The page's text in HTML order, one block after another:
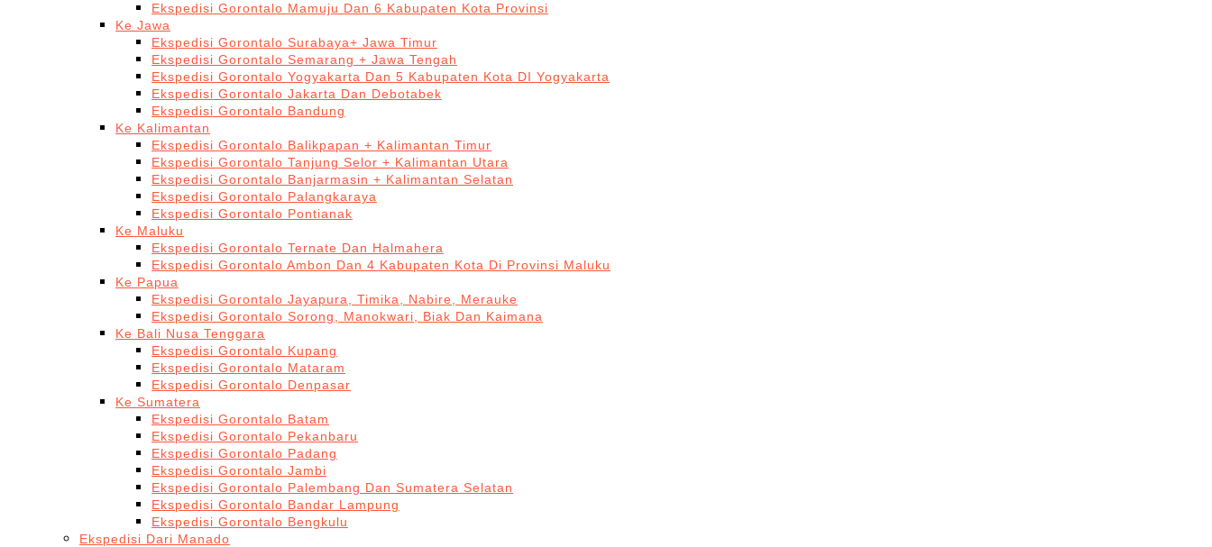
Ekspedisi Gorontalo Mamuju Dan 6 Kabupaten Kota Provinsi
Ke Jawa
Ekspedisi Gorontalo Surabaya+ Jawa Timur
Ekspedisi Gorontalo Semarang + Jawa Tengah
Ekspedisi Gorontalo Yogyakarta Dan 5 Kabupaten Kota DI Yogyakarta
Ekspedisi Gorontalo Jakarta Dan Debotabek
Ekspedisi Gorontalo Bandung
Ke Kalimantan
Ekspedisi Gorontalo Balikpapan + Kalimantan Timur
Ekspedisi Gorontalo Tanjung Selor + Kalimantan Utara
Ekspedisi Gorontalo Banjarmasin + Kalimantan Selatan
Ekspedisi Gorontalo Palangkaraya
Ekspedisi Gorontalo Pontianak
Ke Maluku
Ekspedisi Gorontalo Ternate Dan Halmahera
Ekspedisi Gorontalo Ambon Dan 4 Kabupaten Kota Di Provinsi Maluku
Ke Papua
Ekspedisi Gorontalo Jayapura, Timika, Nabire, Merauke
Ekspedisi Gorontalo Sorong, Manokwari, Biak Dan Kaimana
Ke Bali Nusa Tenggara
Ekspedisi Gorontalo Kupang
Ekspedisi Gorontalo Mataram
Ekspedisi Gorontalo Denpasar
Ke Sumatera
Ekspedisi Gorontalo Batam
Ekspedisi Gorontalo Pekanbaru
Ekspedisi Gorontalo Padang
Ekspedisi Gorontalo Jambi
Ekspedisi Gorontalo Palembang Dan Sumatera Selatan
Ekspedisi Gorontalo Bandar Lampung
Ekspedisi Gorontalo Bengkulu
Ekspedisi Dari Manado